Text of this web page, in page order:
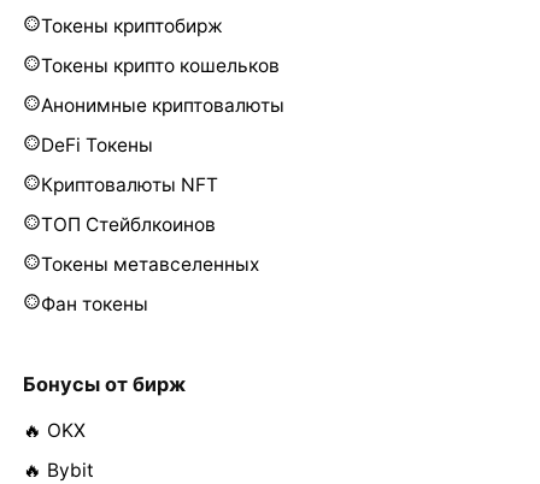
Токены криптобирж
Токены крипто кошельков
Анонимные криптовалюты
DeFi Токены
Криптовалюты NFT
ТОП Стейблкоинов
Токены метавселенных
Фан токены
Бонусы от бирж
🔥 OKX
🔥 Bybit